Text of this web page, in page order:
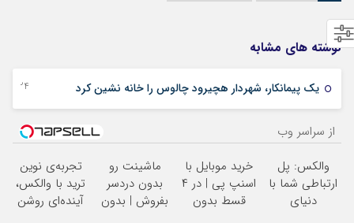
نوشته های مشابه
یک پیمانکار، شهردار هچیرود چالوس را خانه نشین کرد 24 دسامبر 2023
از سراسر وب
والکس: پل
ارتباطی شما با
دنیای
خرید موبایل با
اسنپ پی | در ۴
قسط بدون
ماشینت رو
بدون دردسر
بفروش | بدون
تجربه‌ی نوین
ترید با والکس،
آینده‌ای روشن